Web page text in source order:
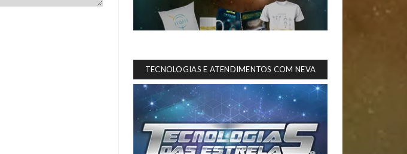
TECNOLOGIAS E ATENDIMENTOS COM NEVA